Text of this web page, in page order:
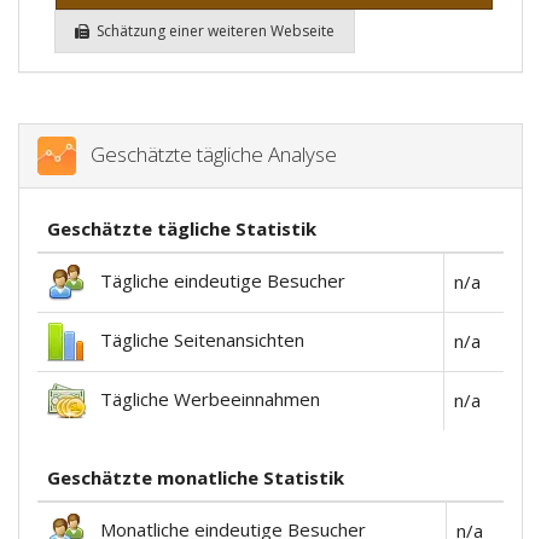
Schätzung einer weiteren Webseite
Geschätzte tägliche Analyse
Geschätzte tägliche Statistik
Tägliche eindeutige Besucher n/a
Tägliche Seitenansichten n/a
Tägliche Werbeeinnahmen n/a
Geschätzte monatliche Statistik
Monatliche eindeutige Besucher n/a